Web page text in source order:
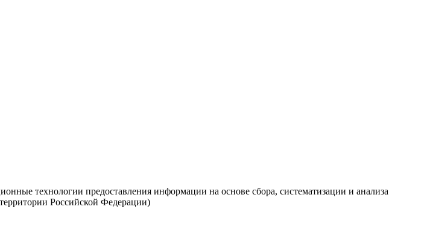
технологии предоставления информации на основе сбора, систематизации и анализа
Российской Федерации)